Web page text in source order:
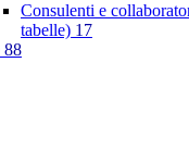
Consulenti e
tabelle) 17
88